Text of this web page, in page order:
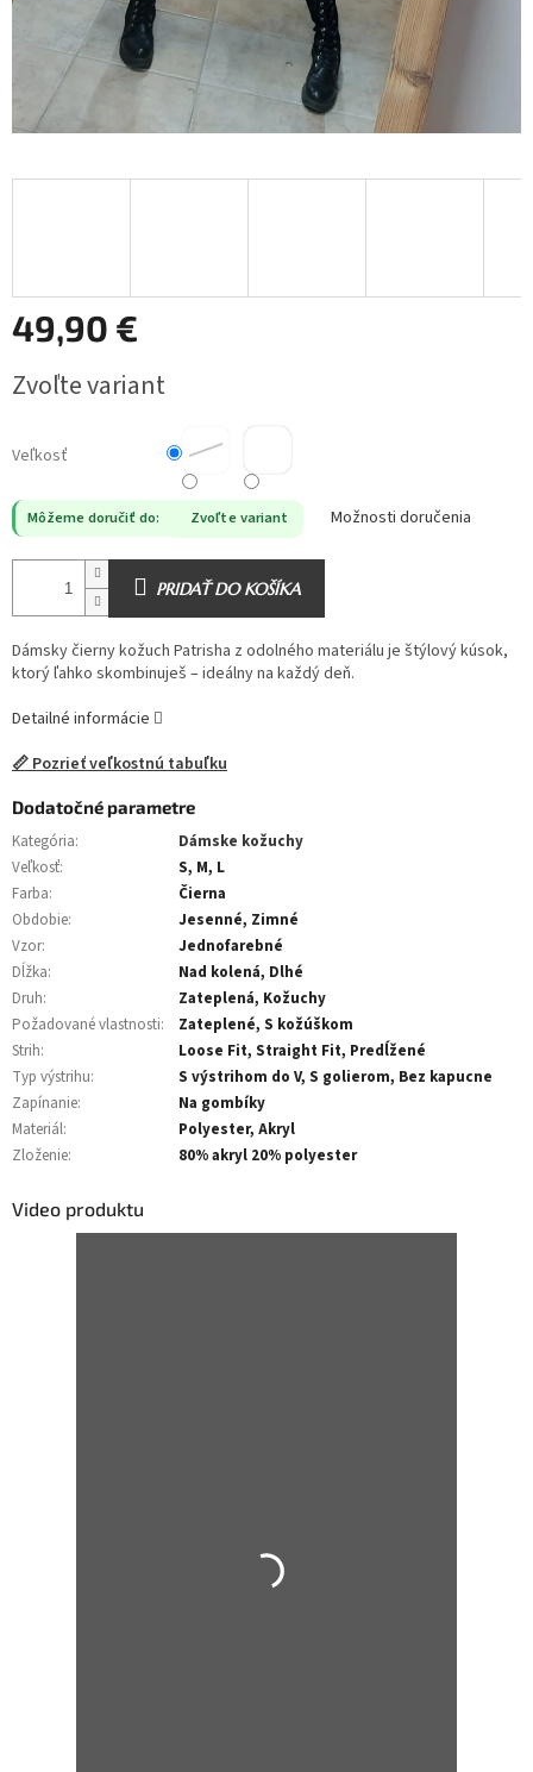
49,90 €
cena:
Zvoľte variant
Veľkosť
Môžeme doručiť do: Zvoľte variant Možnosti doručenia
PRIDAŤ DO KOŠÍKA
Dámsky čierny kožuch Patrisha z odolného materiálu je štýlový kúsok,
ktorý ľahko skombinuješ – ideálny na každý deň.
Detailné informácie
📏 Pozrieť veľkostnú tabuľku
Dodatočné parametre
Kategória:
Dámske kožuchy
Veľkosť:
S, M, L
Farba:
Čierna
Obdobie:
Jesenné, Zimné
Vzor:
Jednofarebné
Dĺžka:
Nad kolená, Dlhé
Druh:
Zateplená, Kožuchy
Požadované vlastnosti:
Zateplené, S kožúškom
Strih:
Loose Fit, Straight Fit, Predĺžené
Typ výstrihu:
S výstrihom do V, S golierom, Bez kapucne
Zapínanie:
Na gombíky
Materiál:
Polyester, Akryl
Zloženie: 80% akryl 20% polyester
Video produktu